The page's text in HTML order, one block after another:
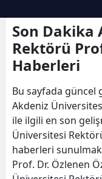
Son Dakika
Rektörü
Haberleri
Bu sayfada güncel
Akdeniz
ile ilgili en son
Üniversitesi
haberleri
Prof. Dr. Özlenen